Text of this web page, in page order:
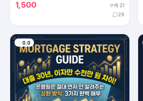
1,500
구매 21
28
0.0